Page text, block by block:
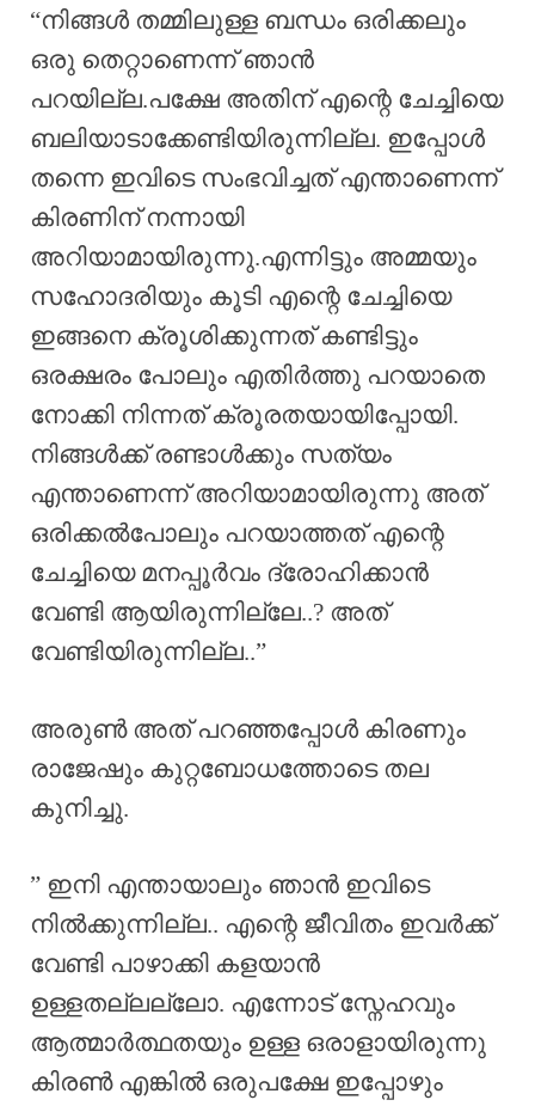
“നിങ്ങൾ തമ്മിലുള്ള ബന്ധം ഒരിക്കലും
ഒരു തെറ്റാണെന്ന് ഞാൻ
പറയില്ല.പക്ഷേ അതിന് എന്റെ ചേച്ചിയെ
ബലിയാടാക്കേണ്ടിയിരുന്നില്ല. ഇപ്പോൾ
തന്നെ ഇവിടെ സംഭവിച്ചത് എന്താണെന്ന്
കിരണിന് നന്നായി
അറിയാമായിരുന്നു.എന്നിട്ടും അമ്മയും
സഹോദരിയും കൂടി എന്റെ ചേച്ചിയെ
ഇങ്ങനെ ക്രൂശിക്കുന്നത് കണ്ടിട്ടും
ഒരക്ഷരം പോലും എതിർത്തു പറയാതെ
നോക്കി നിന്നത് ക്രൂരതയായിപ്പോയി.
നിങ്ങൾക്ക് രണ്ടാൾക്കും സത്യം
എന്താണെന്ന് അറിയാമായിരുന്നു അത്
ഒരിക്കൽപോലും പറയാത്തത് എന്റെ
ചേച്ചിയെ മനപ്പൂർവം ദ്രോഹിക്കാൻ
വേണ്ടി ആയിരുന്നില്ലേ..? അത്
വേണ്ടിയിരുന്നില്ല..”
അരുൺ അത് പറഞ്ഞപ്പോൾ കിരണും
രാജേഷും കുറ്റബോധത്തോടെ തല
കുനിച്ചു.
” ഇനി എന്തായാലും ഞാൻ ഇവിടെ
നിൽക്കുന്നില്ല.. എന്റെ ജീവിതം ഇവർക്ക്
വേണ്ടി പാഴാക്കി കളയാൻ
ഉള്ളതല്ലല്ലോ. എന്നോട് സ്നേഹവും
ആത്മാർത്ഥതയും ഉള്ള ഒരാളായിരുന്നു
കിരൺ എങ്കിൽ ഒരുപക്ഷേ ഇപ്പോഴും